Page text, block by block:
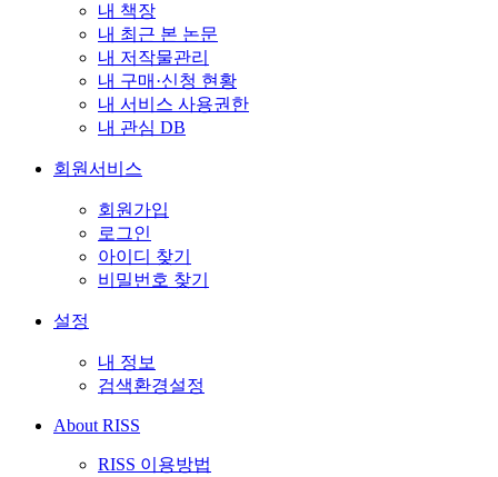
내 책장
내 최근 본 논문
내 저작물관리
내 구매·신청 현황
내 서비스 사용권한
내 관심 DB
회원서비스
회원가입
로그인
아이디 찾기
비밀번호 찾기
설정
내 정보
검색환경설정
About RISS
RISS 이용방법